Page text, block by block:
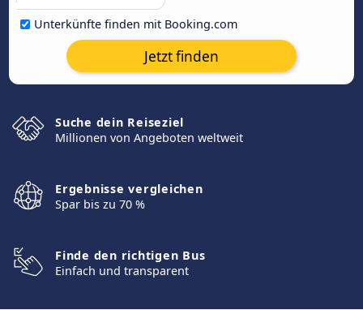
Unterkünfte finden mit Booking.com
Jetzt finden
Suche dein Reiseziel
Millionen von Angeboten weltweit
Ergebnisse vergleichen
Spar bis zu 70 %
Finde den richtigen Bus
Einfach und transparent